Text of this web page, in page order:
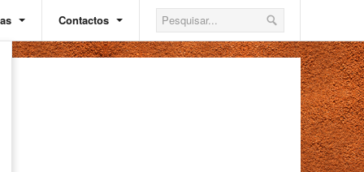
Contactos